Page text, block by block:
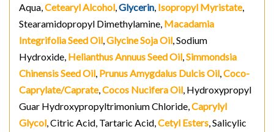
Aqua, Cetearyl Alcohol Glycerin Isopropyl Myristate
Stearamidopropyl Dimethylamine, Macadamia
Integrifolia Seed Oil Glycine Soja Oil , Sodium
Hydroxide, Helianthus Annuus Seed Oil Simmondsia
Chinensis Seed Oil Prunus Amygdalus Dulcis Oil Coco-
Caprylate/Caprate Cocos Nucifera Oil , Hydroxypropyl
Guar Hydroxypropyltrimonium Chloride, Caprylyl
Glycol , Citric Acid, Tartaric Acid, Cetyl Esters , Salicylic